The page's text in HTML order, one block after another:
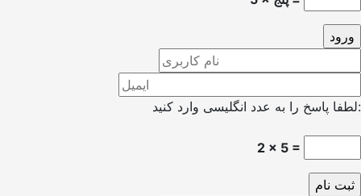
لطفا پاسخ را به عدد انگلیسی وارد کنید:
2 × 5 =